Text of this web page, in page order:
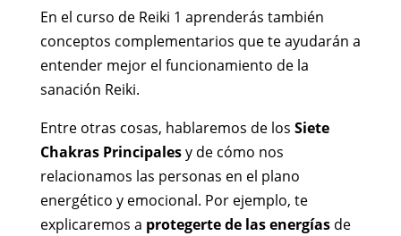
En el curso de Reiki 1 aprenderás también
conceptos complementarios que te ayudarán a
entender mejor el funcionamiento de la
sanación Reiki.
Entre otras cosas, hablaremos de los Siete
Chakras Principalesy de cómo nos
relacionamos las personas en el plano
energético y emocional. Por ejemplo, te
explicaremos a protegerte de las energíasde